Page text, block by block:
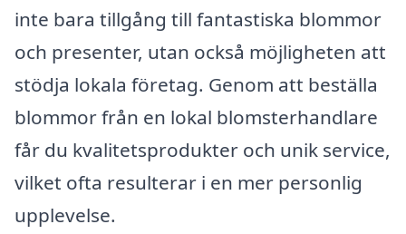
inte bara tillgång till fantastiska blommor
och presenter, utan också möjligheten att
stödja lokala företag. Genom att beställa
blommor från en lokal blomsterhandlare
får du kvalitetsprodukter och unik service,
vilket ofta resulterar i en mer personlig
upplevelse.